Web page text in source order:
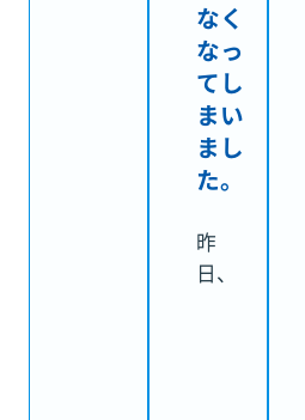
なく
なっ
てし
まい
まし
た。
昨
日、